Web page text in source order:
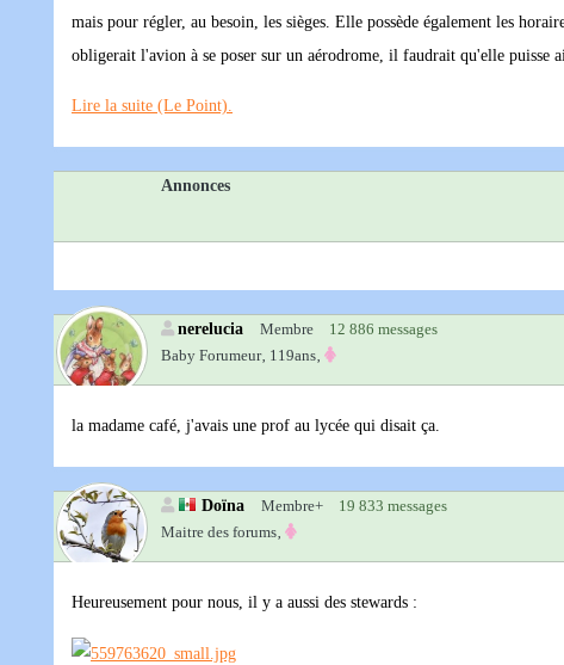
mais pour régler, au besoin, les sièges. Elle possède également les
obligerait l'avion à se poser sur un aérodrome, il faudrait qu'elle puisse
Lire la suite (Le Point).
Annonces
nerelucia Membre
12 886 messages
Baby Forumeur‚ 119ans‚
la madame café, j'avais une prof au lycée qui disait ça.
Doïna Membre+
19 833 messages
Maitre des forums‚
Heureusement pour nous, il y a aussi des stewards :